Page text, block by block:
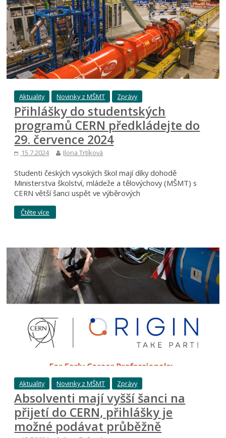
Aktuality Novinky z MŠMT Zprávy
Přihlášky do studentských
programů CERN předkládejte do
29. července 2024
15.7.2024 Ilona Trtíková
Studenti českých vysokých škol mají díky dohodě
Ministerstva školství, mládeže a tělovýchovy (MŠMT) s
CERN větší šanci uspět ve výběrových
Čtěte více
Aktuality Novinky z MŠMT Zprávy
Absolventi mají vyšší šanci na
přijetí do CERN, přihlášky je
možné podávat průběžně